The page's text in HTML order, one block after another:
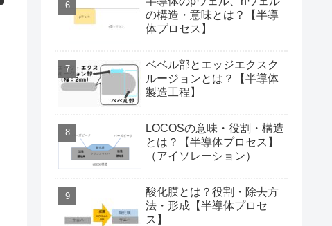
の構造・意味とは？【半導
体プロセス】
ベベル部とエッジエクスク
ルージョンとは？【半導体
製造工程】
LOCOSの意味・役割・構造
とは？【半導体プロセス】
（アイソレーション）
酸化膜とは？役割・除去方
法・形成【半導体プロセ
ス】